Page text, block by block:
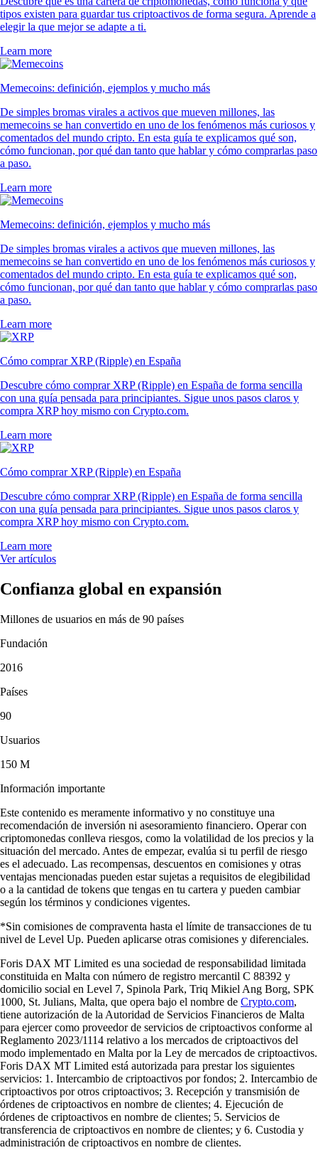
tipos existen para guardar tus criptoactivos de forma segura. Aprende a
elegir la que mejor se adapte a ti.
Learn more
Memecoins: definición, ejemplos y mucho más
De simples bromas virales a activos que mueven millones, las
memecoins se han convertido en uno de los fenómenos más curiosos y
comentados del mundo cripto. En esta guía te explicamos qué son,
cómo funcionan, por qué dan tanto que hablar y cómo comprarlas paso
a paso.
Learn more
Memecoins: definición, ejemplos y mucho más
De simples bromas virales a activos que mueven millones, las
memecoins se han convertido en uno de los fenómenos más curiosos y
comentados del mundo cripto. En esta guía te explicamos qué son,
cómo funcionan, por qué dan tanto que hablar y cómo comprarlas paso
a paso.
Learn more
Cómo comprar XRP (Ripple) en España
Descubre cómo comprar XRP (Ripple) en España de forma sencilla
con una guía pensada para principiantes. Sigue unos pasos claros y
compra XRP hoy mismo con Crypto.com.
Learn more
Cómo comprar XRP (Ripple) en España
Descubre cómo comprar XRP (Ripple) en España de forma sencilla
con una guía pensada para principiantes. Sigue unos pasos claros y
compra XRP hoy mismo con Crypto.com.
Learn more
Ver artículos
Confianza global en expansión
Millones de usuarios en más de 90 países
Fundación
2016
Países
90
Usuarios
150 M
Información importante
Este contenido es meramente informativo y no constituye una
recomendación de inversión ni asesoramiento financiero. Operar con
criptomonedas conlleva riesgos, como la volatilidad de los precios y la
situación del mercado. Antes de empezar, evalúa si tu perfil de riesgo
es el adecuado. Las recompensas, descuentos en comisiones y otras
ventajas mencionadas pueden estar sujetas a requisitos de elegibilidad
o a la cantidad de tokens que tengas en tu cartera y pueden cambiar
según los términos y condiciones vigentes.
*Sin comisiones de compraventa hasta el límite de transacciones de tu
nivel de Level Up. Pueden aplicarse otras comisiones y diferenciales.
Foris DAX MT Limited es una sociedad de responsabilidad limitada
constituida en Malta con número de registro mercantil C 88392 y
domicilio social en Level 7, Spinola Park, Triq Mikiel Ang Borg, SPK
1000, St. Julians, Malta, que opera bajo el nombre de Crypto.com,
tiene autorización de la Autoridad de Servicios Financieros de Malta
para ejercer como proveedor de servicios de criptoactivos conforme al
Reglamento 2023/1114 relativo a los mercados de criptoactivos del
modo implementado en Malta por la Ley de mercados de criptoactivos.
Foris DAX MT Limited está autorizada para prestar los siguientes
servicios: 1. Intercambio de criptoactivos por fondos; 2. Intercambio de
criptoactivos por otros criptoactivos; 3. Recepción y transmisión de
órdenes de criptoactivos en nombre de clientes; 4. Ejecución de
órdenes de criptoactivos en nombre de clientes; 5. Servicios de
transferencia de criptoactivos en nombre de clientes; y 6. Custodia y
administración de criptoactivos en nombre de clientes.